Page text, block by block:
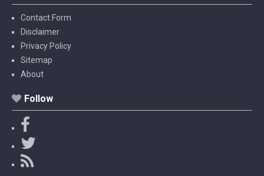
Contact Form
Disclaimer
Privacy Policy
Sitemap
About
Follow
a
c
e